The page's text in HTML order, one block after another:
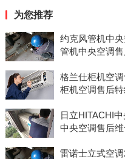
为您推荐
约克风管机中
管机中央空调
格兰仕柜机空
柜机空调售后
日立HITACHI
中央空调售后
雷诺士立式空